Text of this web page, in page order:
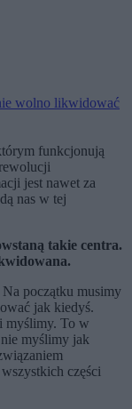
wolno likwidować
funkcjonują
jest nawet za
nas w tej
takie centra.
początku musimy
jak kiedyś.
myślimy. To w
myślimy jak
części